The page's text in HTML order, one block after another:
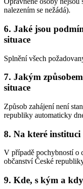
nalezením se nežádá).
6. Jaké jsou
situace
Splnění všech
7. Jakým
situace
Způsob zahájení není
republiky automaticky
8. Na které
V případě pochybností o
občanství České
9. Kde, s kým a